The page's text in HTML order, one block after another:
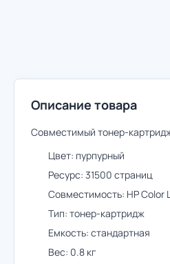
Описание товара
Совместимый тонер-
Цвет: пурпурный
Ресурс: 31500 страниц
Совместимость: HP Color
Тип: тонер-картридж
Емкость: стандартная
Вес: 0.8 кг